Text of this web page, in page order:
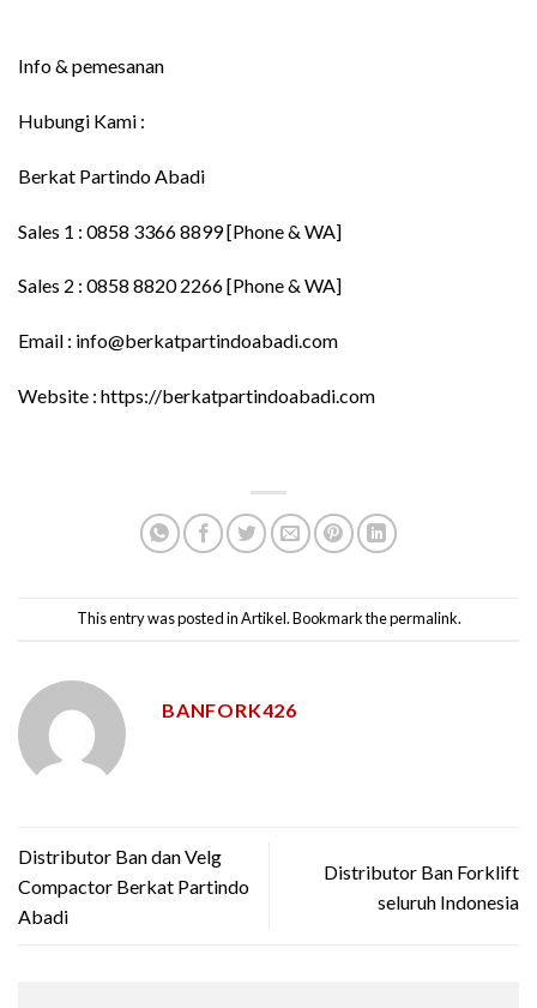
Info & pemesanan
Hubungi Kami :
Berkat Partindo Abadi
Sales 1 : 0858 3366 8899 [Phone & WA]
Sales 2 : 0858 8820 2266 [Phone & WA]
Email : info@berkatpartindoabadi.com
Website : https://berkatpartindoabadi.com
This entry was posted inArtikel. Bookmark thepermalink.
BANFORK426
Distributor Ban dan Velg
Compactor Berkat Partindo
Abadi
Distributor Ban Forklift
seluruh Indonesia